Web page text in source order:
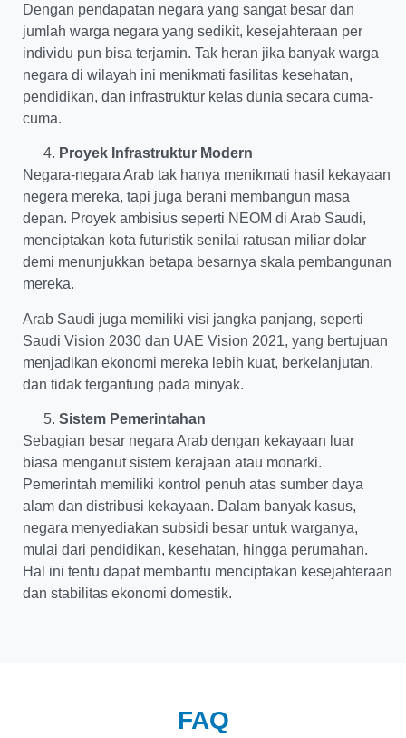
Dengan pendapatan negara yang sangat besar dan
jumlah warga negara yang sedikit, kesejahteraan per
individu pun bisa terjamin. Tak heran jika banyak warga
negara di wilayah ini menikmati fasilitas kesehatan,
pendidikan, dan infrastruktur kelas dunia secara cuma-
cuma.
Proyek Infrastruktur Modern
Negara-negara Arab tak hanya menikmati hasil kekayaan
negera mereka, tapi juga berani membangun masa
depan. Proyek ambisius seperti NEOM di Arab Saudi,
menciptakan kota futuristik senilai ratusan miliar dolar
demi menunjukkan betapa besarnya skala pembangunan
mereka.
Arab Saudi juga memiliki visi jangka panjang, seperti
Saudi Vision 2030 dan UAE Vision 2021, yang bertujuan
menjadikan ekonomi mereka lebih kuat, berkelanjutan,
dan tidak tergantung pada minyak.
Sistem Pemerintahan
Sebagian besar negara Arab dengan kekayaan luar
biasa menganut sistem kerajaan atau monarki.
Pemerintah memiliki kontrol penuh atas sumber daya
alam dan distribusi kekayaan. Dalam banyak kasus,
negara menyediakan subsidi besar untuk warganya,
mulai dari pendidikan, kesehatan, hingga perumahan.
Hal ini tentu dapat membantu menciptakan kesejahteraan
dan stabilitas ekonomi domestik.
FAQ